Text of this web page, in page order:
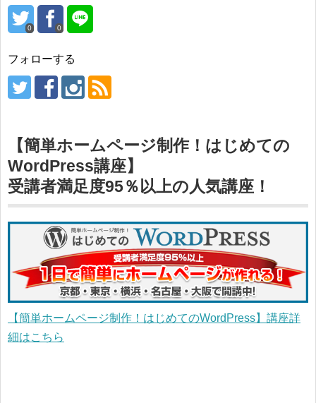
0 0
フォローする
【簡単ホームページ制作！はじめての
WordPress講座】
受講者満足度95％以上の人気講座！
【簡単ホームページ制作！はじめてのWordPress】講座詳
細はこちら